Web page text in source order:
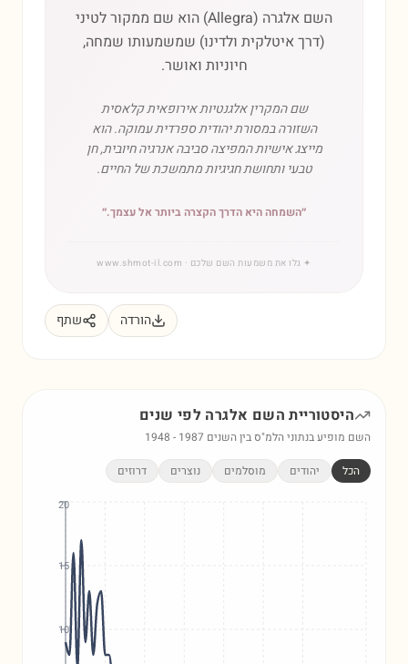
השם אלגרה (Allegra) הוא שם ממקור לטיני
(דרך איטלקית ולדינו) שמשמעותו שמחה,
חיוניות ואושר.
שם המקרין אלגנטיות אירופאית קלאסית
השזורה במסורת יהודית ספרדית עמוקה. הוא
מייצג אישיות המפיצה סביבה אנרגיה חיובית, חן
טבעי ותחושת חגיגיות מתמשכת של החיים.
״השמחה היא הדרך הקצרה ביותר אל עצמך.״
✦ גלו את משמעות השם שלכם · www.shmot-il.com
הורדה שתף
היסטוריית השם אלגרה לפי שנים
השם מופיע בנתוני הלמ"ס בין השנים 1948 - 1987
הכל יהודים מוסלמים נוצרים דרוזים
10
15
20